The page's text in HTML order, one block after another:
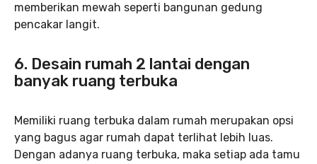
memberikan mewah seperti bangunan gedung
pencakar langit.
6. Desain rumah 2 lantai dengan
banyak ruang terbuka
Memiliki ruang terbuka dalam rumah merupakan opsi
yang bagus agar rumah dapat terlihat lebih luas.
Dengan adanya ruang terbuka, maka setiap ada tamu